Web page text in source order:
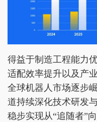
得益于制造工程能力
适配效率提升以及产
全球机器人市场逐步
道持续深化技术研发
稳步实现从“追随者”